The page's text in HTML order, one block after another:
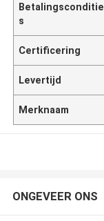
Betalingsconditie
s
Certificering
Levertijd
Merknaam
ONGEVEER ONS